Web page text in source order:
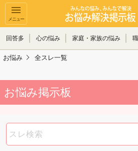
メニュー
回答多 心の悩み 家庭・家族の悩み
お悩み 全スレ一覧
お悩み掲示板